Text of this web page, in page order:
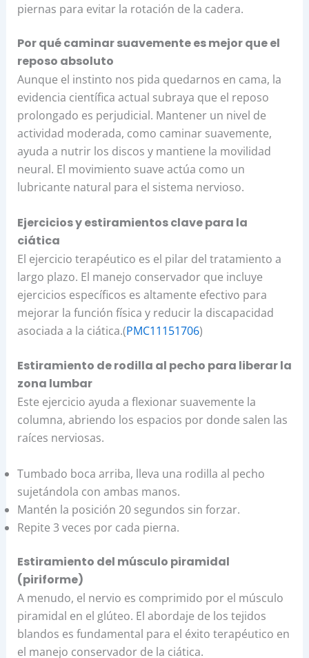
piernas para evitar la rotación de la cadera.
Por qué caminar suavemente es mejor que el
reposo absoluto
Aunque el instinto nos pida quedarnos en cama, la
evidencia científica actual subraya que el reposo
prolongado es perjudicial. Mantener un nivel de
actividad moderada, como caminar suavemente,
ayuda a nutrir los discos y mantiene la movilidad
neural. El movimiento suave actúa como un
lubricante natural para el sistema nervioso.
Ejercicios y estiramientos clave para la
ciática
El ejercicio terapéutico es el pilar del tratamiento a
largo plazo. El manejo conservador que incluye
ejercicios específicos es altamente efectivo para
mejorar la función física y reducir la discapacidad
asociada a la ciática.(PMC11151706)
Estiramiento de rodilla al pecho para liberar la
zona lumbar
Este ejercicio ayuda a flexionar suavemente la
columna, abriendo los espacios por donde salen las
raíces nerviosas.
Tumbado boca arriba, lleva una rodilla al pecho
sujetándola con ambas manos.
Mantén la posición 20 segundos sin forzar.
Repite 3 veces por cada pierna.
Estiramiento del músculo piramidal
(piriforme)
A menudo, el nervio es comprimido por el músculo
piramidal en el glúteo. El abordaje de los tejidos
blandos es fundamental para el éxito terapéutico en
el manejo conservador de la ciática.